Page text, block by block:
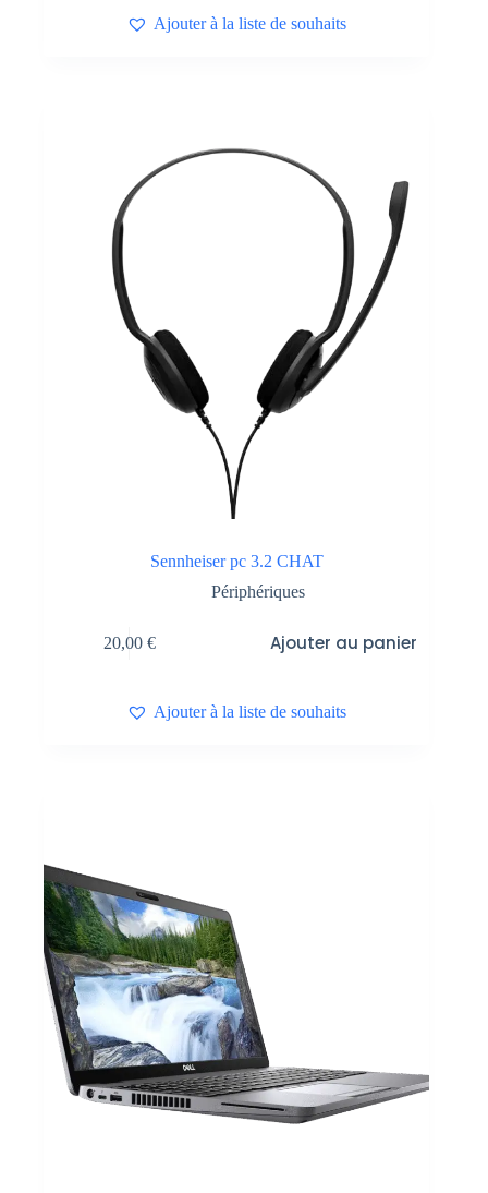
Ajouter à la liste de souhaits
Sennheiser pc 3.2 CHAT
Périphériques
20,00 € Ajouter au panier
Ajouter à la liste de souhaits